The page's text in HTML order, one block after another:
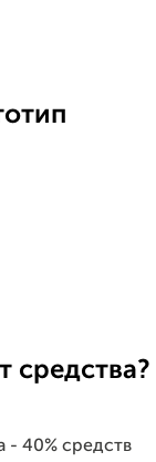
средства?
- 40% средств